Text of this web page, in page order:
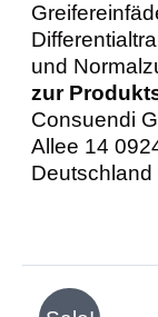
und
zur
Consuendi
Allee 14
IN